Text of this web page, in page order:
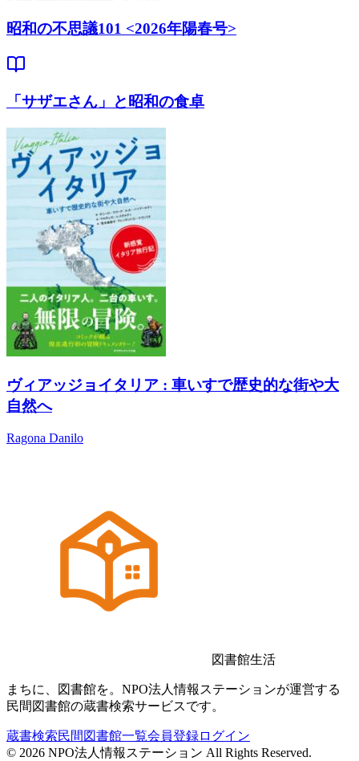
昭和の不思議101 <2026年陽春号>
「サザエさん」と昭和の食卓
ヴィアッジョイタリア : 車いすで歴史的な街や大
自然へ
Ragona Danilo
図書館生活
まちに、図書館を。NPO法人情報ステーションが運営する
民間図書館の蔵書検索サービスです。
蔵書検索民間図書館一覧会員登録ログイン
© 2026 NPO法人情報ステーション All Rights Reserved.